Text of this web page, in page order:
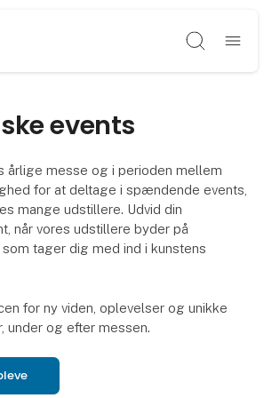
Søg
events
årlige messe og i perioden mellem
for at deltage i spændende events,
mange udstillere. Udvid din
når vores udstillere byder på
tager dig med ind i kunstens
for ny viden, oplevelser og unikke
under og efter messen.